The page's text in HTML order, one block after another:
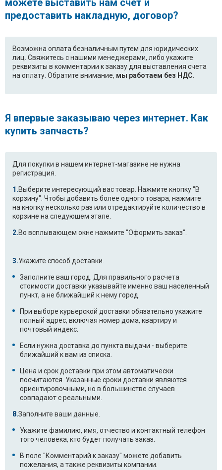
можете выставить нам счет и
предоставить накладную, договор?
Возможна оплата безналичным путем для юридических
лиц. Свяжитесь с нашими менеджерами, либо укажите
реквизиты в комментарии к заказу для выставления счета
на оплату. Обратите внимание, мы работаем без НДС.
Я впервые заказываю через интернет. Как
купить запчасть?
Для покупки в нашем интернет-магазине не нужна
регистрация.
Выберите интересующий вас товар. Нажмите кнопку "В
корзину". Чтобы добавить более одного товара, нажмите
на кнопку несколько раз или отредактируйте количество в
корзине на следуюшем этапе.
Во всплывающем окне нажмите "Оформить заказ".
Укажите способ доставки.
Заполните ваш город. Для правильного расчета
стоимости доставки указывайте именно ваш населенный
пункт, а не ближайший к нему город.
При выборе курьерской доставки обязательно укажите
полный адрес, включая номер дома, квартиру и
почтовый индекс.
Если нужна доставка до пункта выдачи - выберите
ближайший к вам из списка.
Цена и срок доставки при этом автоматически
посчитаются. Указанные сроки доставки являются
ориентировочными, но в большинстве случаев
совпадают с реальными.
Заполните ваши данные.
Укажите фамилию, имя, отчество и контактный телефон
того человека, кто будет получать заказ.
В поле "Комментарий к заказу" можете добавить
пожелания, а также реквизиты компании.